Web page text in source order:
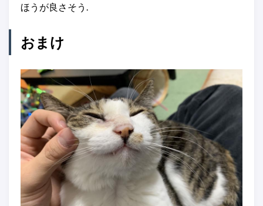
ほうが良さそう.
おまけ